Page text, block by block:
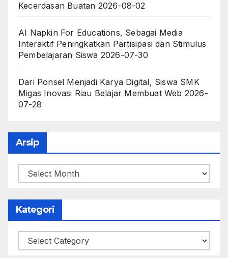
Kecerdasan Buatan 2026-08-02
AI Napkin For Educations, Sebagai Media
Interaktif Peningkatkan Partisipasi dan Stimulus
Pembelajaran Siswa 2026-07-30
Dari Ponsel Menjadi Karya Digital, Siswa SMK
Migas Inovasi Riau Belajar Membuat Web 2026-
07-28
Arsip
Arsip
Kategori
Kategori